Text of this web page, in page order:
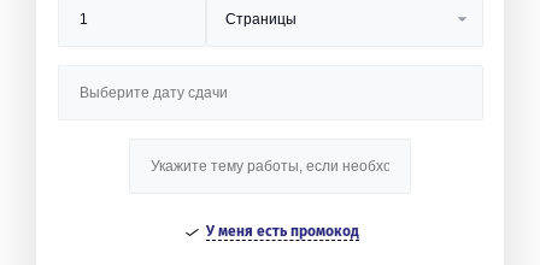
У меня есть промокод